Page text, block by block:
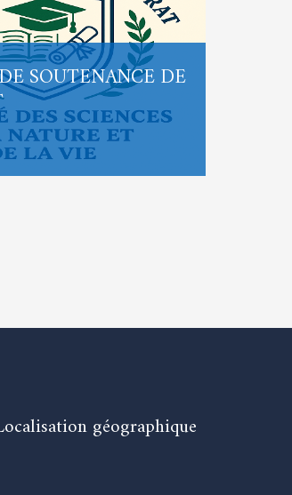
SOUTENANCE DE
géographique